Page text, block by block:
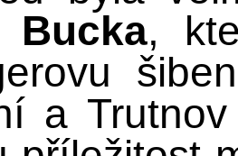
Bucka,
a